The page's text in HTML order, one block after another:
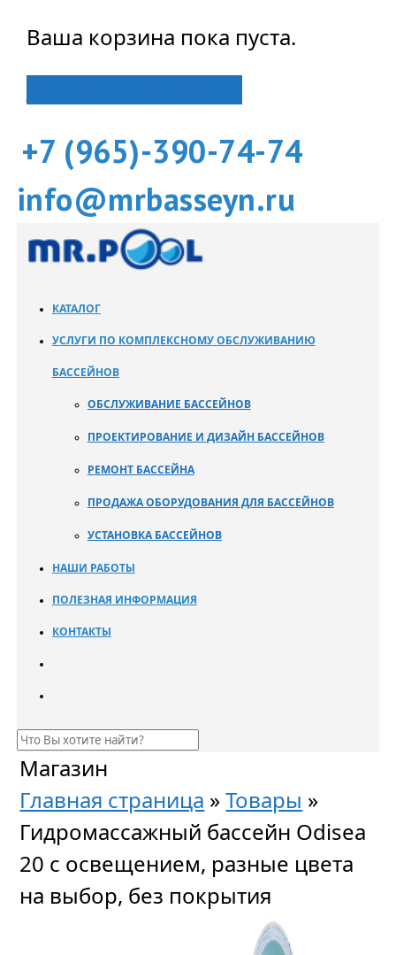
Ваша корзина пока пуста.
+7 (965)-390-74-74
info@mrbasseyn.ru
КАТАЛОГ
УСЛУГИ ПО КОМПЛЕКСНОМУ ОБСЛУЖИВАНИЮ
БАССЕЙНОВ
ОБСЛУЖИВАНИЕ БАССЕЙНОВ
ПРОЕКТИРОВАНИЕ И ДИЗАЙН БАССЕЙНОВ
РЕМОНТ БАССЕЙНА
ПРОДАЖА ОБОРУДОВАНИЯ ДЛЯ БАССЕЙНОВ
УСТАНОВКА БАССЕЙНОВ
НАШИ РАБОТЫ
ПОЛЕЗНАЯ ИНФОРМАЦИЯ
КОНТАКТЫ
Магазин
Главная страница »Товары »
Гидромассажный бассейн Odisea
20 с освещением, разные цвета
на выбор, без покрытия